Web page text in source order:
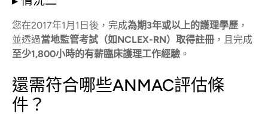
您在2017年1月1日後，完成為期3年或以上的護理學歷 ，
並透過當地監管考試（如NCLEX-RN）取得註冊 ，且完成
至少1,800小時的有薪臨床護理工作經驗 。
還需符合哪些ANMAC評估條
件？